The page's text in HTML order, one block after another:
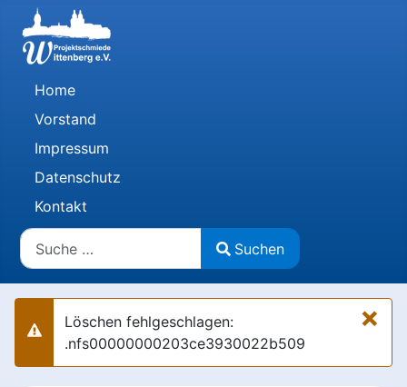
Home
Vorstand
Impressum
Datenschutz
Kontakt
Suchen
Type 2 or more characters for results.
Suchen
×
Warnung
Löschen fehlgeschlagen:
.nfs00000000203ce3930022b509